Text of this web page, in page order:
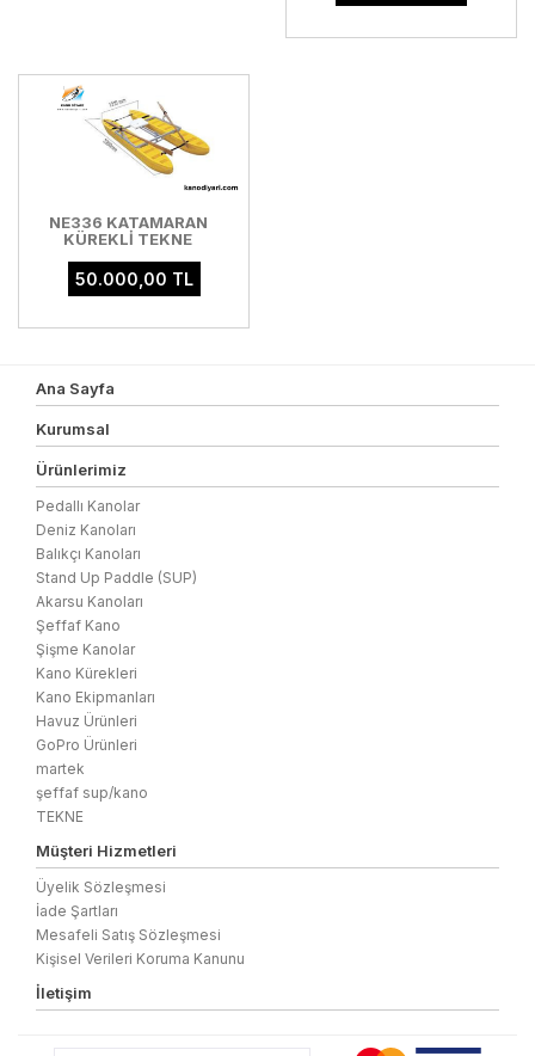
NE336 KATAMARAN
KÜREKLİ TEKNE
50.000,00 TL
Ana Sayfa
Kurumsal
Ürünlerimiz
Pedallı Kanolar
Deniz Kanoları
Balıkçı Kanoları
Stand Up Paddle (SUP)
Akarsu Kanoları
Şeffaf Kano
Şişme Kanolar
Kano Kürekleri
Kano Ekipmanları
Havuz Ürünleri
GoPro Ürünleri
martek
şeffaf sup/kano
TEKNE
Müşteri Hizmetleri
Üyelik Sözleşmesi
İade Şartları
Mesafeli Satış Sözleşmesi
Kişisel Verileri Koruma Kanunu
İletişim